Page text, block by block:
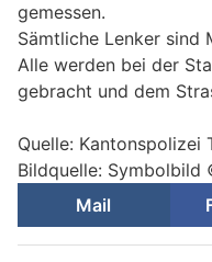
gemessen.
Sämtliche Lenker sind
Alle werden bei der
gebracht und dem
Quelle: Kantonspolizei
Bildquelle: Symbolbild
Mail